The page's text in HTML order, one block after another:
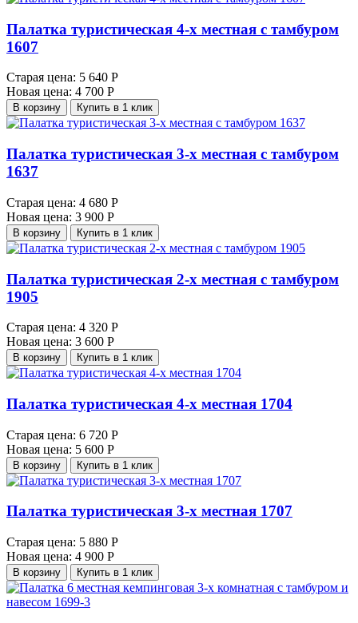
Палатка туристическая 4-х местная с тамбуром
1607
Старая цена: 5 640 Р
Новая цена: 4 700 Р
В корзину Купить в 1 клик
Палатка туристическая 3-х местная с тамбуром
1637
Старая цена: 4 680 Р
Новая цена: 3 900 Р
В корзину Купить в 1 клик
Палатка туристическая 2-х местная с тамбуром
1905
Старая цена: 4 320 Р
Новая цена: 3 600 Р
В корзину Купить в 1 клик
Палатка туристическая 4-х местная 1704
Старая цена: 6 720 Р
Новая цена: 5 600 Р
В корзину Купить в 1 клик
Палатка туристическая 3-х местная 1707
Старая цена: 5 880 Р
Новая цена: 4 900 Р
В корзину Купить в 1 клик